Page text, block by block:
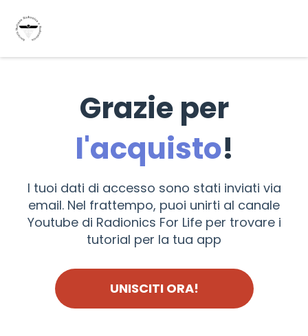
Grazie per
l'acquisto!
I tuoi dati di accesso sono stati inviati via
email. Nel frattempo, puoi unirti al canale
Youtube di Radionics For Life per trovare i
tutorial per la tua app
UNISCITI ORA!